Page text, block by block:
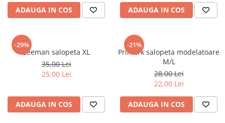
ADAUGA IN COS ADAUGA IN COS
-29%
Zeeman salopeta XL
35,00 Lei
25,00 Lei
ADAUGA IN COS
-21%
Primark salopeta modelatoare
M/L
28,00 Lei
22,00 Lei
ADAUGA IN COS